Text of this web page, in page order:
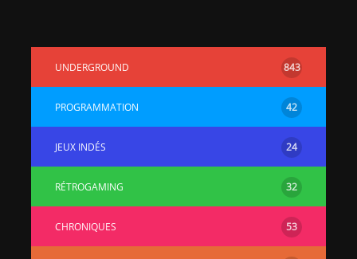
UNDERGROUND 843
PROGRAMMATION 42
JEUX INDÉS 24
RÉTROGAMING 32
CHRONIQUES 53